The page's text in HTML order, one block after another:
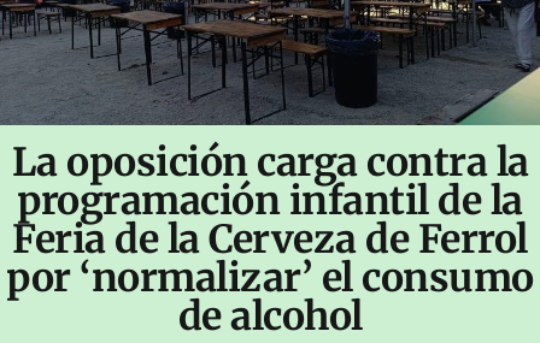
La oposición carga contra la
programación infantil de la
Feria de la Cerveza de Ferrol
por ‘normalizar’ el consumo
de alcohol